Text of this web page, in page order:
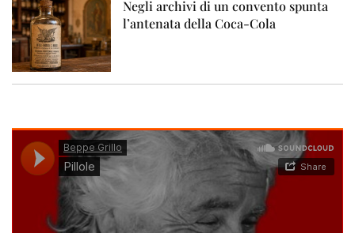
Negli archivi di un convento spunta
l’antenata della Coca-Cola